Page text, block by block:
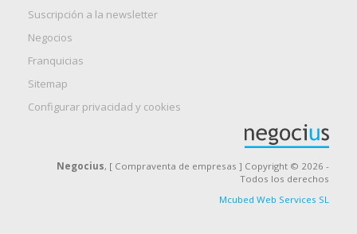
Suscripción a la newsletter
Negocios
Franquicias
Sitemap
Configurar privacidad y cookies
Negocius, [ Compraventa de empresas ] Copyright © 2026 -
Todos los derechos
Mcubed Web Services SL